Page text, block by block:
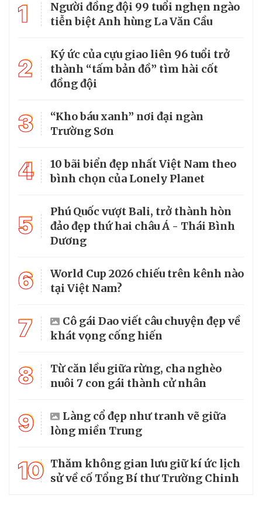
1
Người đồng đội 99 tuổi nghẹn ngào
tiễn biệt Anh hùng La Văn Cầu
2
Ký ức của cựu giao liên 96 tuổi trở
thành “tấm bản đồ” tìm hài cốt
đồng đội
3
“Kho báu xanh” nơi đại ngàn
Trường Sơn
4
10 bãi biển đẹp nhất Việt Nam theo
bình chọn của Lonely Planet
5
Phú Quốc vượt Bali, trở thành hòn
đảo đẹp thứ hai châu Á - Thái Bình
Dương
6
World Cup 2026 chiếu trên kênh nào
tại Việt Nam?
7
Cô gái Dao viết câu chuyện đẹp về
khát vọng cống hiến
8
Từ căn lều giữa rừng, cha nghèo
nuôi 7 con gái thành cử nhân
9
Làng cổ đẹp như tranh vẽ giữa
lòng miền Trung
10 Thăm không gian lưu giữ kí ức lịch
sử về cố Tổng Bí thư Trường Chinh